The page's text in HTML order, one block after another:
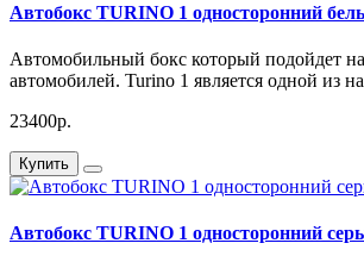
Автобокс TURINO 1 односторонний
Автомобильный бокс который подойдет
автомобилей. Turino 1 является одной из
23400р.
Купить
Автобокс TURINO 1 односторонний